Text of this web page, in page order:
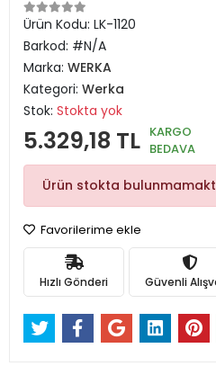
Ürün Kodu: LK-1120
Barkod: #N/A
Marka: WERKA
Kategori: Werka
Stok: Stokta yok
5.329,18 TL KARGO
BEDAVA
Ürün stokta
Favorilerime ekle
Hızlı Gönderi Güvenli